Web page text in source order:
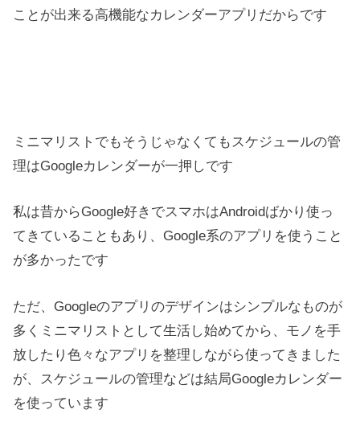
ことが出来る高機能なカレンダーアプリだからです
ミニマリストでもそうじゃなくてもスケジュールの管
理はGoogleカレンダーが一押しです
私は昔からGoogle好きでスマホはAndroidばかり使っ
てきていることもあり、Google系のアプリを使うこと
が多かったです
ただ、Googleのアプリのデザインはシンプルなものが
多くミニマリストとして生活し始めてから、モノを手
放したり色々なアプリを整理しながら使ってきました
が、スケジュールの管理などは結局Googleカレンダー
を使っています